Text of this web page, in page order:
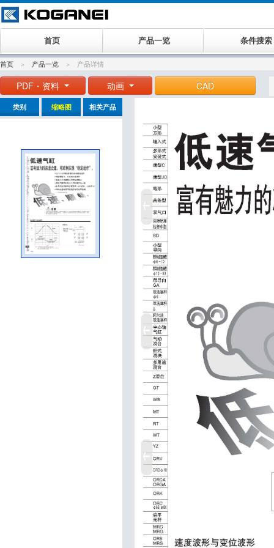
首页 产品一览 条件搜索
首页 产品一览 产品详情
PDF・资料 动画 CAD
类别 缩略图 相关产品